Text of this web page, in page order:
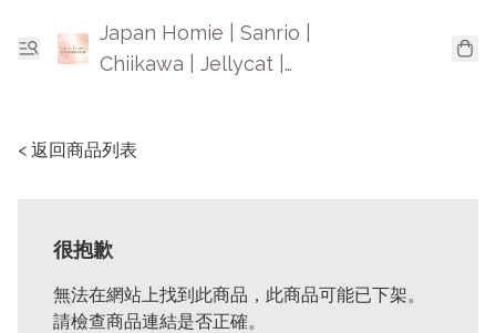
Japan Homie | Sanrio |
Chiikawa | Jellycat |
< 返回商品列表
很抱歉
無法在網站上找到此商品，此商品可能已下架。
請檢查商品連結是否正確。